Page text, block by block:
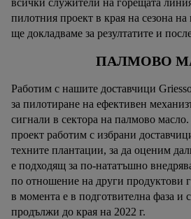
пилотния проект в края на сезона
ще докладваме за резултатите и
ПАЛМОВО
Работим с нашите доставчици
за пилотиране на ефективен
сигнали в сектора на палмово
проект работим с избрани
техните плантации, за да оценим
е подходящ за по-нататъшно
по отношение на други продуктови
в момента е в подготвителна фаза и
продължи до края на 2022 г.
можете да намерите в нашата
поверителност. Можете да
информация за оператора на сайта